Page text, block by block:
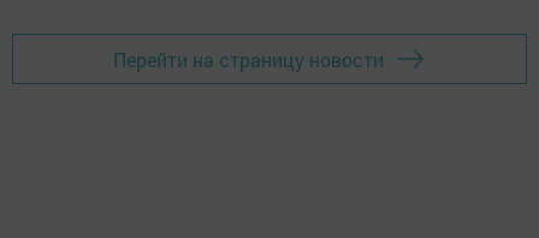
Перейти на страницу новости